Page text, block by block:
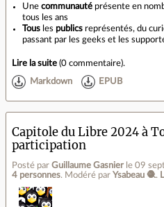
Une communauté présente en
tous les ans
Tous les publics représentés, du
passant par les geeks et les
Lire la suite (0 commentaire).
Markdown EPUB
Capitole du Libre 2024 à
participation
Posté par Guillaume Gasnier le 09
4 personnes. Modéré par Ysabeau 🧶.